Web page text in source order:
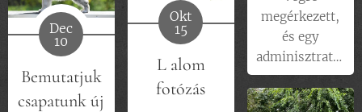
ezzel
teljesítette az
AAPKK Fiatal
Clubstar cím
feltételeit is!
bizonyítványát,
genetikai
tesztjei
megérkeztek:
megérkezett,
és egy
adminisztratív
hiba miatt
ráadásul (kissé
Dec
10
Bemutatjuk
csapatunk új
Okt
15
L alom
fotózás